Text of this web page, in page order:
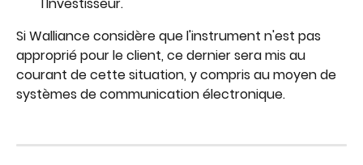
l'Investisseur.
Si Walliance considère que l'instrument n'est pas
approprié pour le client, ce dernier sera mis au
courant de cette situation, y compris au moyen de
systèmes de communication électronique.